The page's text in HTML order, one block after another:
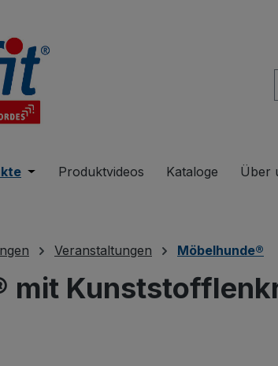
Öffne oder Schließe das Dropdown der
Produktvideos Kataloge Über
Veranstaltungen Möbelhunde®
mit